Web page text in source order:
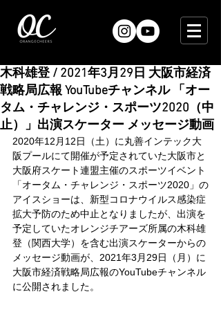
木科雄登 / 2021年3月29日 大阪市経済
戦略局広報 YouTubeチャンネル 「オー
タム・チャレンジ・スポーツ2020（中
止）」出演スケーター メッセージ動画
2020年12月12日（土）に丸善インテック大
阪プールにて開催が予定されていた大阪市と
大阪府スケート連盟主催のスポーツイベント
「オータム・チャレンジ・スポーツ2020」の
アイスショーは、新型コロナウイルス感染症
拡大予防のため中止となりましたが、出演を
予定していたオレンジチアーズ所属の木科雄
登（関西大学）を含む出演スケーターからの
メッセージ動画が、2021年3月29日（月）に
大阪市経済戦略局広報のYouTubeチャンネル
に公開されました。